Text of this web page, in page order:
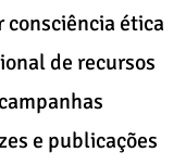
consciência ética
de recursos
e publicações